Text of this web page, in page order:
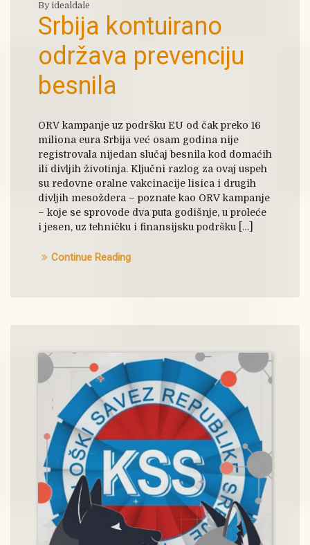
By idealdale
Srbija kontuirano
održava prevenciju
besnila
ORV kampanje uz podršku EU od čak preko 16
miliona eura Srbija već osam godina nije
registrovala nijedan slučaj besnila kod domaćih
ili divljih životinja. Ključni razlog za ovaj uspeh
su redovne oralne vakcinacije lisica i drugih
divljih mesoždera – poznate kao ORV kampanje
– koje se sprovode dva puta godišnje, u proleće
i jesen, uz tehničku i finansijsku podršku […]
Continue Reading